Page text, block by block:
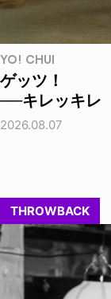
YO! CHUI
ゲッツ！
──キレッキレ
2026.08.07
THROWBACK